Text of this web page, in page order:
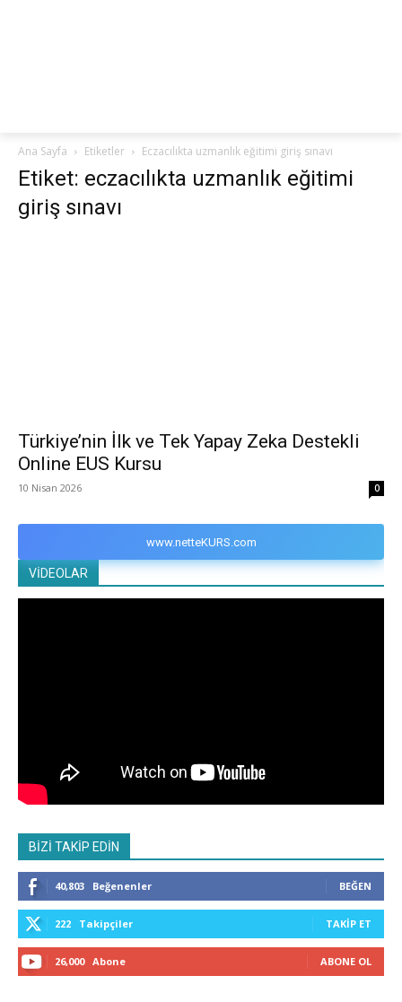
Ana Sayfa Etiketler Eczacılıkta uzmanlık eğitimi giriş sınavı
Etiket: eczacılıkta uzmanlık eğitimi
giriş sınavı
Türkiye’nin İlk ve Tek Yapay Zeka Destekli
Online EUS Kursu
10 Nisan 2026 0
www.netteKURS.com
VİDEOLAR
BİZİ TAKİP EDİN
40,803 Beğenenler BEĞEN
222 Takipçiler TAKIP ET
26,000 Abone ABONE OL